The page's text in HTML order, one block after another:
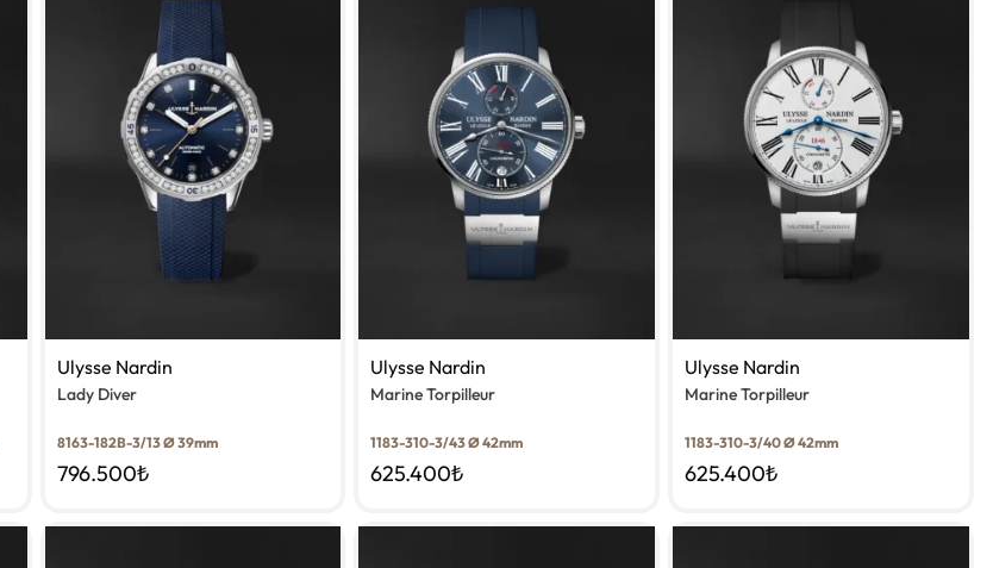
Ulysse Nardin
Lady Diver
8163-182B-3/13 Ø 39mm
796.500₺
Ulysse Nardin
Marine Torpilleur
1183-310-3/43 Ø 42mm
625.400₺
Ulysse Nardin
Marine Torpilleur
1183-310-3/40 Ø 42mm
625.400₺